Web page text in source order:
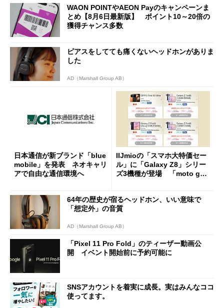
WAON POINTやAEON Payのキャンペーンま
とめ【8月6日最新版】 ポイント10～20倍の
獲得チャンス多数
ピアスをしてても痛くないヘッドホンがありま
した
AD（Marshall Group AB）
日本通信が新ブランド「blue
mobile」を発表 ネオキャリ
アで自由な通信環境へ
IIJmioの「スマホ大特価セー
ル」に「Galaxy Z8」シリー
ズ3機種が登場 「moto g37
64年の歴史が宿るヘッドホン、いい意味で
「想定外」の音質
AD（Marshall Group AB）
「Pixel 11 Pro Fold」のティーザー動画公
開 イベント開始前に予約可能に
SNSアカウントを着実に成長。実はみんなココ
使ってます。